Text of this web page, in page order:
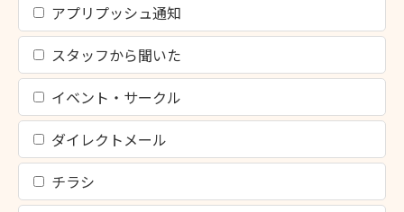
アプリプッシュ通知
スタッフから聞いた
イベント・サークル
ダイレクトメール
チラシ